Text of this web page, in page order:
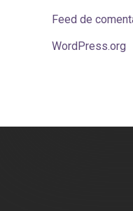
Feed de
WordPress.org